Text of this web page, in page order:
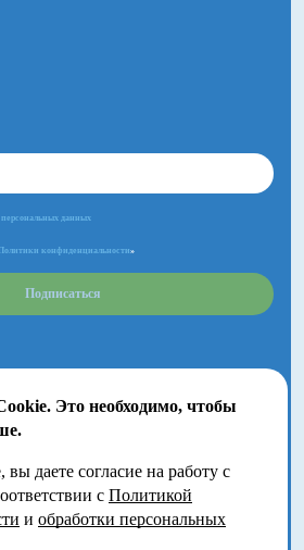
Это необходимо, чтобы
вы даете согласие на работу с
с Политикой
и обработки персональных
персональных данных
Политики конфиденциальности»
Подписаться
Детский фестиваль.
проспект, 121